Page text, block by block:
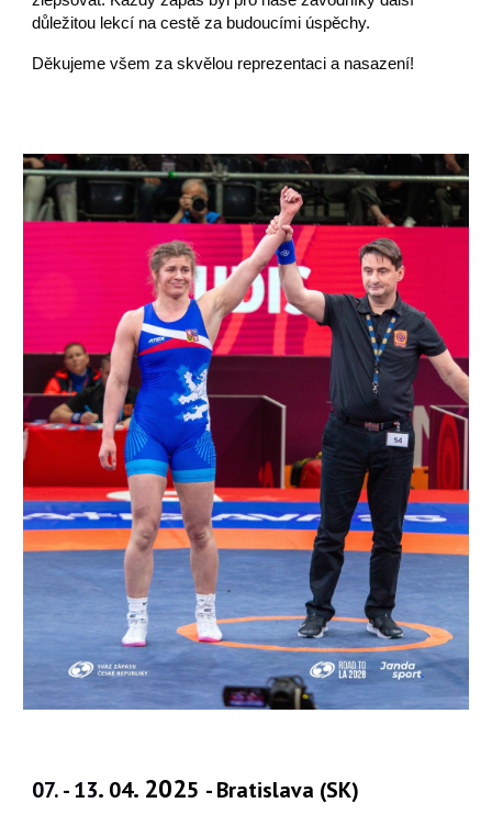
důležitou lekcí na cestě za budoucími úspěchy.
Děkujeme všem za skvělou reprezentaci a nasazení!
07. - 13. 04. 2025 - Bratislava (SK)